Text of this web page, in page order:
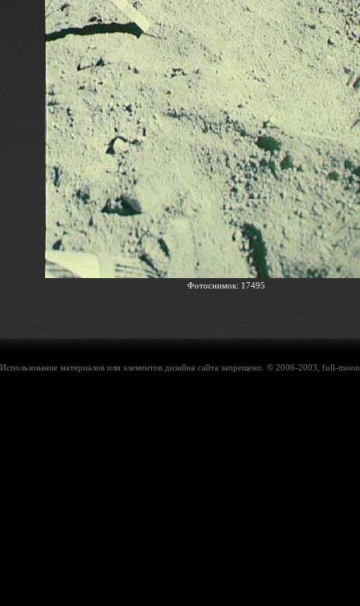
Фотоснимок: 17495
Использование материалов или элементов дизайна сайта запрещено. © 2006-2003, full-